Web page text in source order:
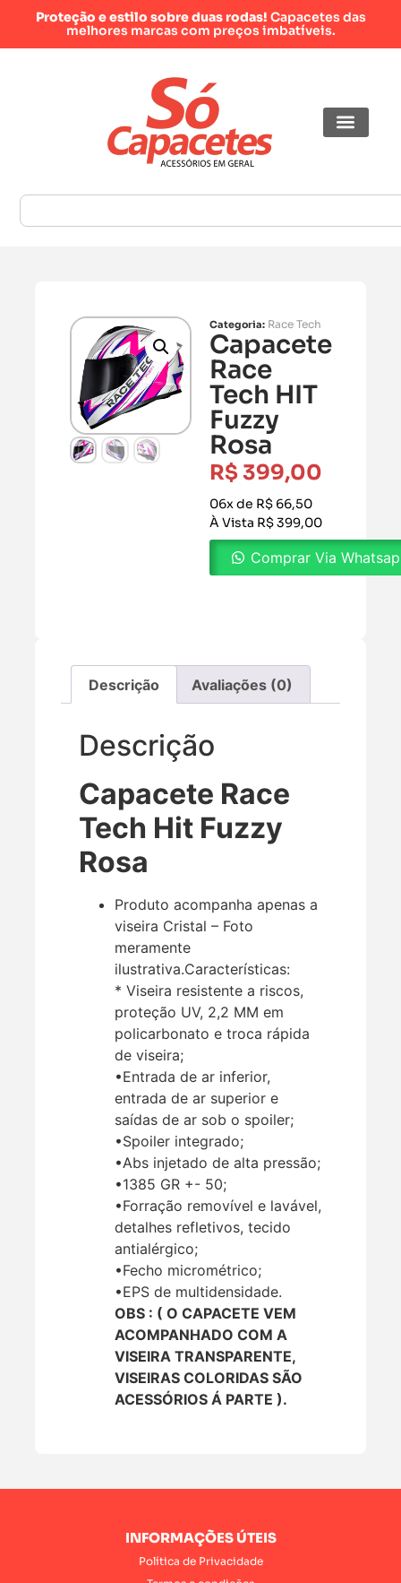
Proteção e estilo sobre duas rodas! Capacetes das
melhores marcas com preços imbatíveis.
Categoria: Race Tech
Capacete
Race
Tech HIT
Fuzzy
Rosa
R$399,00
06x de R$ 66,50
À Vista R$ 399,00
Comprar Via
Descrição Avaliações (0)
Descrição
Capacete Race
Tech Hit Fuzzy
Rosa
Produto acompanha apenas a
viseira Cristal – Foto
meramente
ilustrativa.Características:
* Viseira resistente a riscos,
proteção UV, 2,2 MM em
policarbonato e troca rápida
de viseira;
•Entrada de ar inferior,
entrada de ar superior e
saídas de ar sob o spoiler;
•Spoiler integrado;
•Abs injetado de alta pressão;
•1385 GR +- 50;
•Forração removível e lavável,
detalhes refletivos, tecido
antialérgico;
•Fecho micrométrico;
•EPS de multidensidade.
OBS : ( O CAPACETE VEM
ACOMPANHADO COM A
VISEIRA TRANSPARENTE,
VISEIRAS COLORIDAS SÃO
ACESSÓRIOS Á PARTE ).
INFORMAÇÕES ÚTEIS
Política de Privacidade